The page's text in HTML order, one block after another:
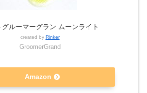
グルーマーグラン ムーンライト
created by Rinker
GroomerGrand
Amazon